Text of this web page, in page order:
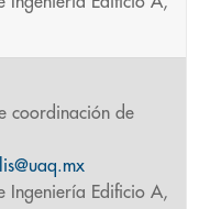
coordinación de
Ingeniería Edificio A,